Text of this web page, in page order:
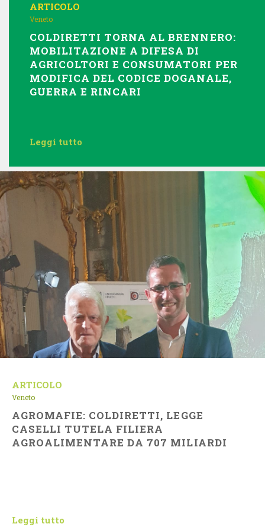
ARTICOLO
Veneto
COLDIRETTI TORNA AL BRENNERO:
MOBILITAZIONE A DIFESA DI
AGRICOLTORI E CONSUMATORI PER
MODIFICA DEL CODICE DOGANALE,
GUERRA E RINCARI
Leggi tutto
ARTICOLO
Veneto
AGROMAFIE: COLDIRETTI, LEGGE
CASELLI TUTELA FILIERA
AGROALIMENTARE DA 707 MILIARDI
Leggi tutto